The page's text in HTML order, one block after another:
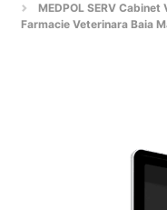
MEDPOL SERV
Farmacie Veterinara Baia